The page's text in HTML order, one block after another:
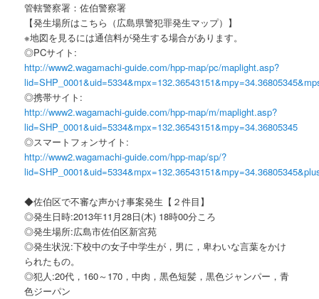
管轄警察署：佐伯警察署
【発生場所はこちら（広島県警犯罪発生マップ）】
※地図を見るには通信料が発生する場合があります。
◎PCサイト:
http://www2.wagamachi-guide.com/hpp-map/pc/maplight.asp?
◎携帯サイト:
http://www2.wagamachi-guide.com/hpp-map/m/maplight.asp?
lid=SHP_0001&uid=5334&mpx=132.36543151&mpy=34.36805345
◎スマートフォンサイト:
http://www2.wagamachi-guide.com/hpp-map/sp/?
◆佐伯区で不審な声かけ事案発生【２件目】
◎発生日時:2013年11月28日(木) 18時00分ころ
◎発生場所:広島市佐伯区新宮苑
◎発生状況:下校中の女子中学生が，男に，卑わいな言葉をかけ
られたもの。
◎犯人:20代，160～170，中肉，黒色短髪，黒色ジャンパー，青
色ジーパン